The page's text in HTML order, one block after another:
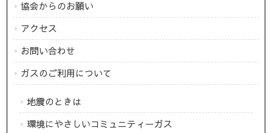
協会からのお願い
アクセス
お問い合わせ
ガスのご利用について
地震のときは
環境にやさしいコミュニティーガス